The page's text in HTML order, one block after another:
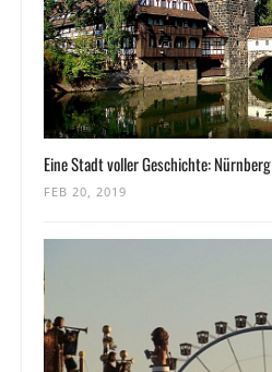
Eine Stadt voller Geschichte: Nürnberg
FEB 20, 2019